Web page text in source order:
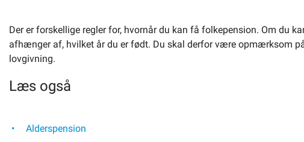
Der er forskellige regler for, hvornår du kan få folkepension. Om du
afhænger af, hvilket år du er født. Du skal derfor være opmærksom
lovgivning.
Læs også
Alderspension